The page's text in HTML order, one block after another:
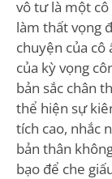
vô tư là một cô
làm thất vọng
chuyện của cô
của kỳ vọng
bản sắc chân
thể hiện sự
tích cao, nhắc
bản thân
bạo để che